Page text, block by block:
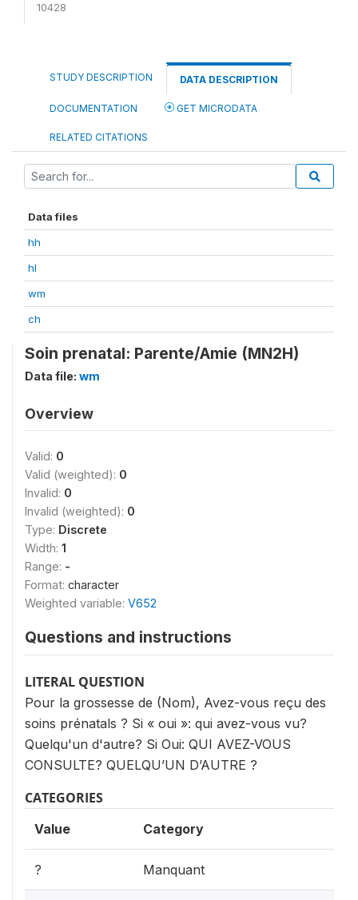
10428
STUDY DESCRIPTION DATA DESCRIPTION
DOCUMENTATION GET MICRODATA
RELATED CITATIONS
Data files
hh
hl
wm
ch
Soin prenatal: Parente/Amie (MN2H)
Data file: wm
Overview
Valid: 0
Valid (weighted): 0
Invalid: 0
Invalid (weighted): 0
Type: Discrete
Width: 1
Range: -
Format: character
Weighted variable: V652
Questions and instructions
LITERAL QUESTION
Pour la grossesse de (Nom), Avez-vous reçu des
soins prénatals ? Si « oui »: qui avez-vous vu?
Quelqu'un d'autre? Si Oui: QUI AVEZ-VOUS
CONSULTE? QUELQU’UN D’AUTRE ?
CATEGORIES
Value Category
? Manquant